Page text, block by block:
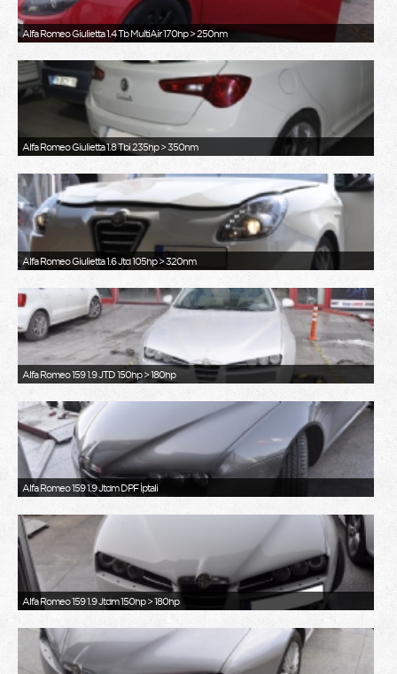
Alfa Romeo Giulietta 1.4 Tb MultiAir 170hp > 250nm
Alfa Romeo Giulietta 1.8 Tbi 235hp > 350nm
Alfa Romeo Giulietta 1.6 Jtd 105hp > 320nm
Alfa Romeo 159 1.9 JTD 150hp > 180hp
Alfa Romeo 159 1.9 Jtdm DPF İptali
Alfa Romeo 159 1.9 Jtdm 150hp > 180hp